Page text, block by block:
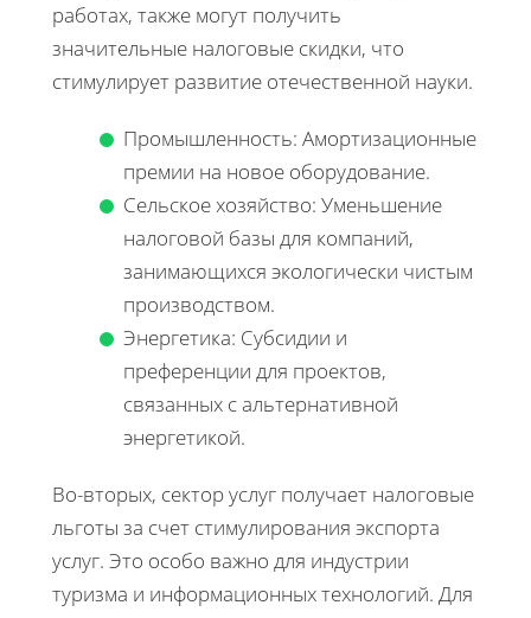
работах, также могут получить
значительные налоговые скидки, что
стимулирует развитие отечественной науки.
Промышленность: Амортизационные
премии на новое оборудование.
Сельское хозяйство: Уменьшение
налоговой базы для компаний,
занимающихся экологически чистым
производством.
Энергетика: Субсидии и
преференции для проектов,
связанных с альтернативной
энергетикой.
Во-вторых, сектор услуг получает налоговые
льготы за счет стимулирования экспорта
услуг. Это особо важно для индустрии
туризма и информационных технологий. Для